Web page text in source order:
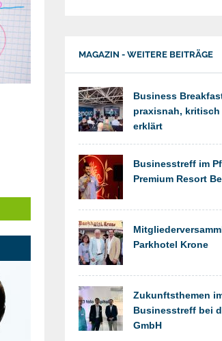
MAGAZIN - WEITERE BEITRÄGE
Business
praxisnah,
erklärt
Businesstreff im
Premium Resort
Parkhotel Krone
Zukunftsthemen
Businesstreff bei
GmbH